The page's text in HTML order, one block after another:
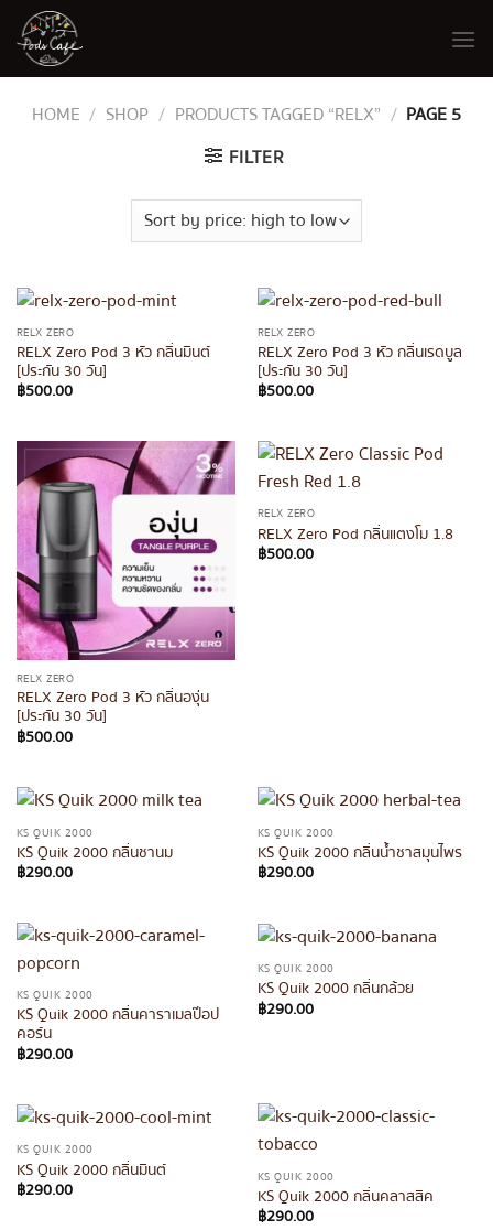
Skip
content
HOME / SHOP / PRODUCTS TAGGED “RELX” / PAGE 5
FILTER
RELX ZERO
RELX Zero Pod 3 หัว กลิ่นมินต์
[ประกัน 30 วัน]
฿500.00
RELX ZERO
RELX Zero Pod 3 หัว กลิ่นเรดบูล
[ประกัน 30 วัน]
฿500.00
RELX ZERO
RELX Zero Pod 3 หัว กลิ่นองุ่น
[ประกัน 30 วัน]
฿500.00
RELX ZERO
RELX Zero Pod กลิ่นแตงโม 1.8
฿500.00
KS QUIK 2000
KS Quik 2000 กลิ่นชานม
฿290.00
KS QUIK 2000
KS Quik 2000 กลิ่นน้ำชาสมุนไพร
฿290.00
KS QUIK 2000
KS Quik 2000 กลิ่นคาราเมลป๊อป
คอร์น
฿290.00
KS QUIK 2000
KS Quik 2000 กลิ่นกล้วย
฿290.00
KS QUIK 2000
KS Quik 2000 กลิ่นมินต์
฿290.00
KS QUIK 2000
KS Quik 2000 กลิ่นคลาสสิค
฿290.00